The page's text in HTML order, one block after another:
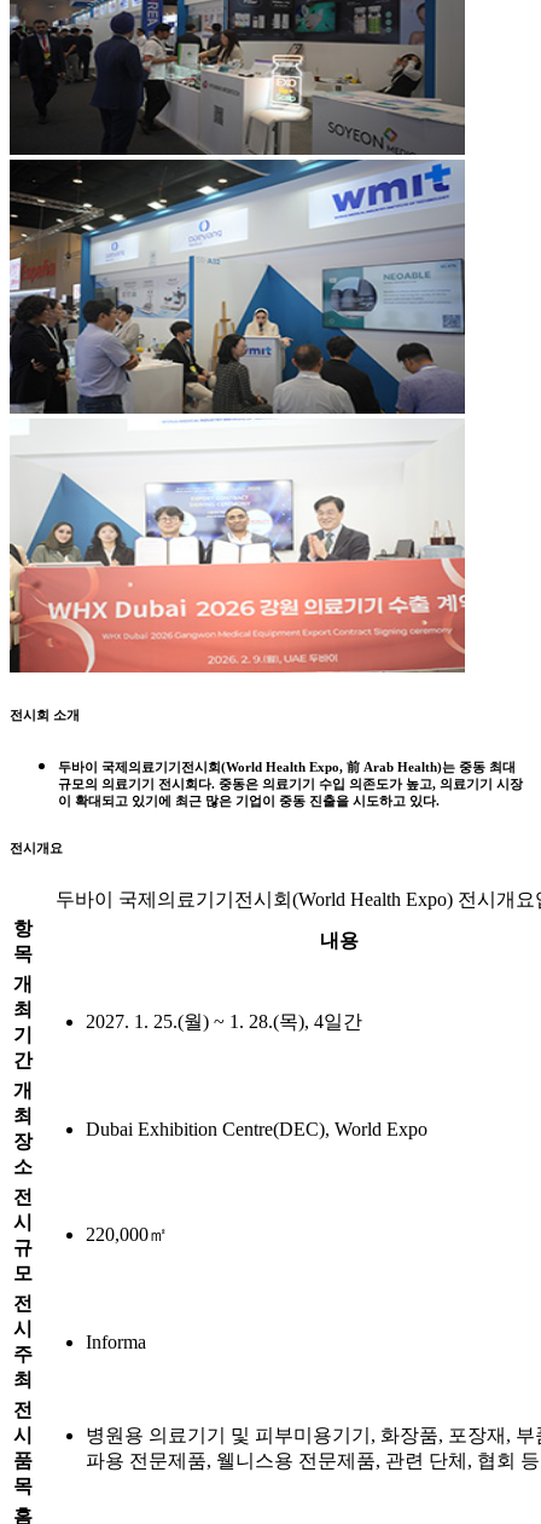
전시회 소개
두바이 국제의료기기전시회(World Health Expo, 前 Arab Health)는 중동 최대
규모의 의료기기 전시회다. 중동은 의료기기 수입 의존도가 높고, 의료기기 시장
이 확대되고 있기에 최근 많은 기업이 중동 진출을 시도하고 있다.
전시개요
두바이 국제의료기기전시회(World Health Expo) 전시개요
항
목
내용
개
최
기
간
2027. 1. 25.(월) ~ 1. 28.(목), 4일간
개
최
장
소
Dubai Exhibition Centre(DEC), World Expo
전
시
규
모
220,000㎡
전
시
주
최
Informa
전
시
품
목
병원용 의료기기 및 피부미용기기, 화장품, 포장재, 부
파용 전문제품, 웰니스용 전문제품, 관련 단체, 협회 등
홈